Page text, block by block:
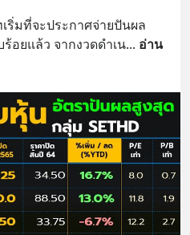
ริ่มที่จะประกาศจ่ายปันผล
อยแล้ว จากงวดดำเน... อ่าน